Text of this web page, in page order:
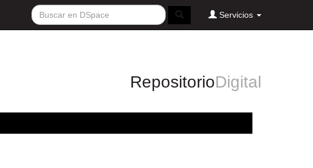
Servicios
RepositorioDigital